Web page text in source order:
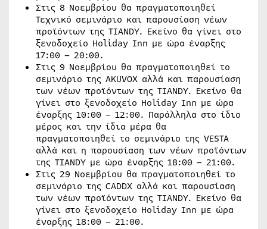
Στις 8 Νοεμβρίου θα πραγματοποιηθεί
Τεχνικό σεμινάριο και παρουσίαση νέων
προϊόντων της TIANDY. Εκείνo θα γίνει στο
ξενοδοχείο Holiday Inn με ώρα έναρξης
17:00 – 20:00.
Στις 9 Νοεμβρίου θα πραγματοποιηθεί το
σεμινάριο της AKUVOX αλλά και παρουσίαση
των νέων προϊόντων της TIANDY. Εκείνο θα
γίνει στο ξενοδοχείο Holiday Inn με ώρα
έναρξης 10:00 – 12:00. Παράλληλα στο ίδιο
μέρος και την ίδια μέρα θα
πραγματοποιηθεί το σεμινάριο της VESTA
αλλά και η παρουσίαση των νέων προϊόντων
της TIANDY με ώρα έναρξης 18:00 – 21:00.
Στις 29 Νοεμβρίου θα πραγματοποιηθεί το
σεμινάριο της CADDX αλλά και παρουσίαση
των νέων προϊόντων της TIANDY. Εκείνο θα
γίνει στο ξενοδοχείο Holiday Inn με ώρα
έναρξης 18:00 – 21:00.